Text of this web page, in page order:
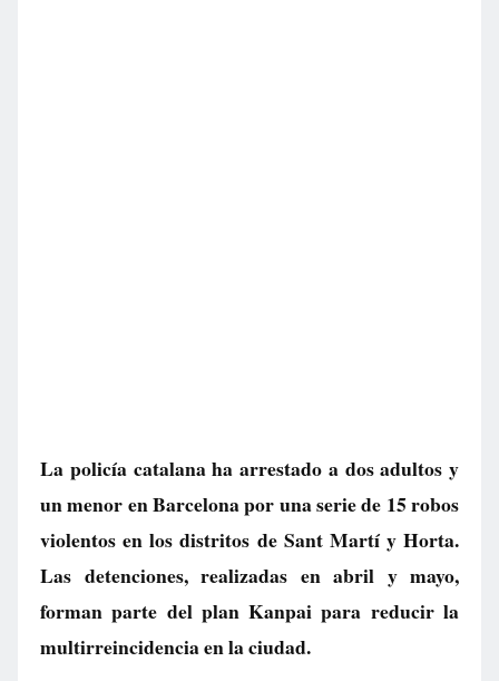
La policía catalana ha arrestado a dos adultos y
un menor en Barcelona por una serie de 15 robos
violentos en los distritos de Sant Martí y Horta.
Las detenciones, realizadas en abril y mayo,
forman parte del plan Kanpai para reducir la
multirreincidencia en la ciudad.